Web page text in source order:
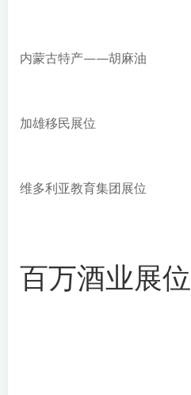
内蒙古特产——胡麻油
加雄移民展位
维多利亚教育集团展位
百万酒业展位